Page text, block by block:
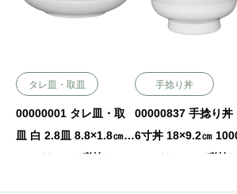
タレ皿・取皿
00000001 タレ皿・取
皿 白 2.8皿 8.8×1.8㎝
P.25 ￥240（税抜）
手捻り丼
00000837 手捻り丼
6寸丼 18×9.2㎝
P.48 ￥2600（税抜）